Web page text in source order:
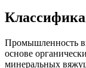
Промышленность
основе
минеральных